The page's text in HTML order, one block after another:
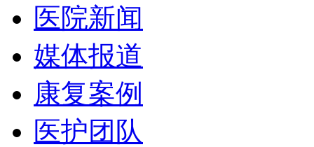
医院新闻
媒体报道
康复案例
医护团队